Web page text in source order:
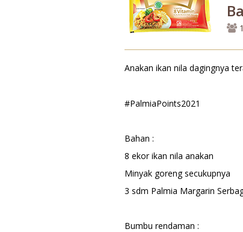
1
Anakan ikan nila dagingnya
#PalmiaPoints2021
Bahan :
8 ekor ikan nila anakan
Minyak goreng secukupnya
3 sdm Palmia Margarin
Bumbu rendaman :